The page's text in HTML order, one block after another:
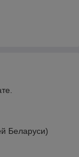
Беларуси)